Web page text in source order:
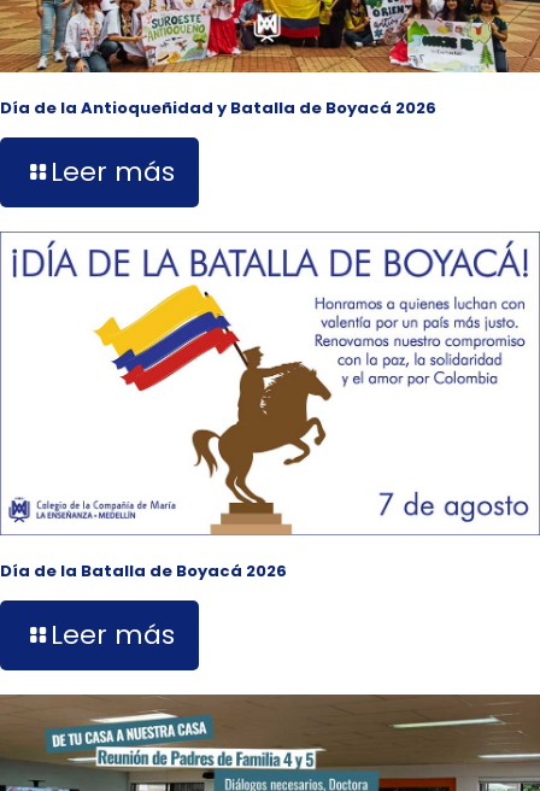
Día de la Antioqueñidad y Batalla de Boyacá 2026
Leer más
Día de la Batalla de Boyacá 2026
Leer más